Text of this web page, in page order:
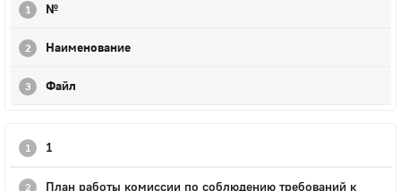
№
Наименование
Файл
1
План работы комиссии по соблюдению требований к